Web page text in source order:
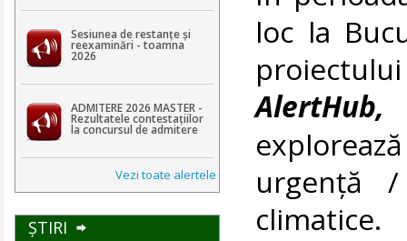
Sesiunea de restanțe și
reexaminări - toamna
2026
ADMITERE 2026 MASTER -
Rezultatele contestaţiilor
la concursul de admitere
Vezi toate alertele
ŞTIRI
loc la
AlertHub,
urgență
climatice.